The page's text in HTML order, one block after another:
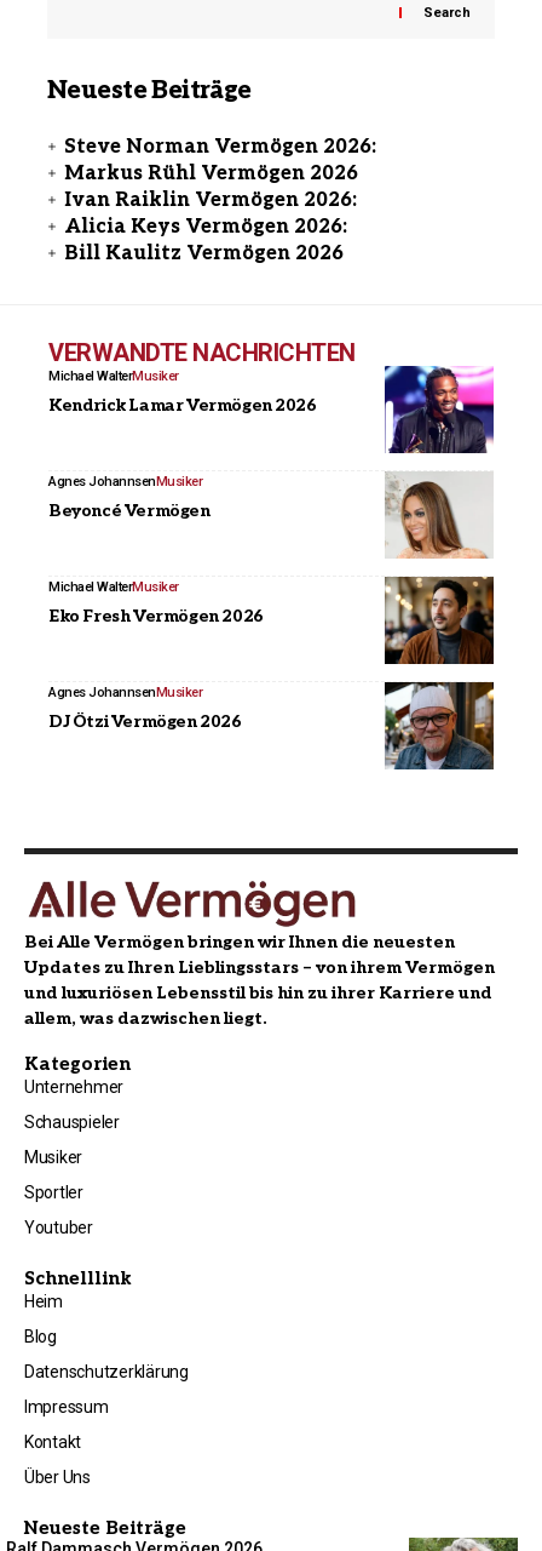
Search
Neueste Beiträge
Steve Norman Vermögen 2026:
Markus Rühl Vermögen 2026
Ivan Raiklin Vermögen 2026:
Alicia Keys Vermögen 2026:
Bill Kaulitz Vermögen 2026
VERWANDTE NACHRICHTEN
Michael WalterMusiker
Kendrick Lamar Vermögen 2026
Agnes JohannsenMusiker
Beyoncé Vermögen
Michael WalterMusiker
Eko Fresh Vermögen 2026
Agnes JohannsenMusiker
DJ Ötzi Vermögen 2026
Bei Alle Vermögen bringen wir Ihnen die neuesten
Updates zu Ihren Lieblingsstars – von ihrem Vermögen
und luxuriösen Lebensstil bis hin zu ihrer Karriere und
allem, was dazwischen liegt.
Kategorien
Unternehmer
Schauspieler
Musiker
Sportler
Youtuber
Schnelllink
Heim
Blog
Datenschutzerklärung
Impressum
Kontakt
Über Uns
Neueste Beiträge